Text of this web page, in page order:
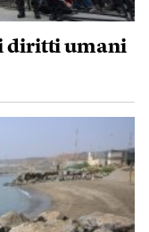
diritti umani